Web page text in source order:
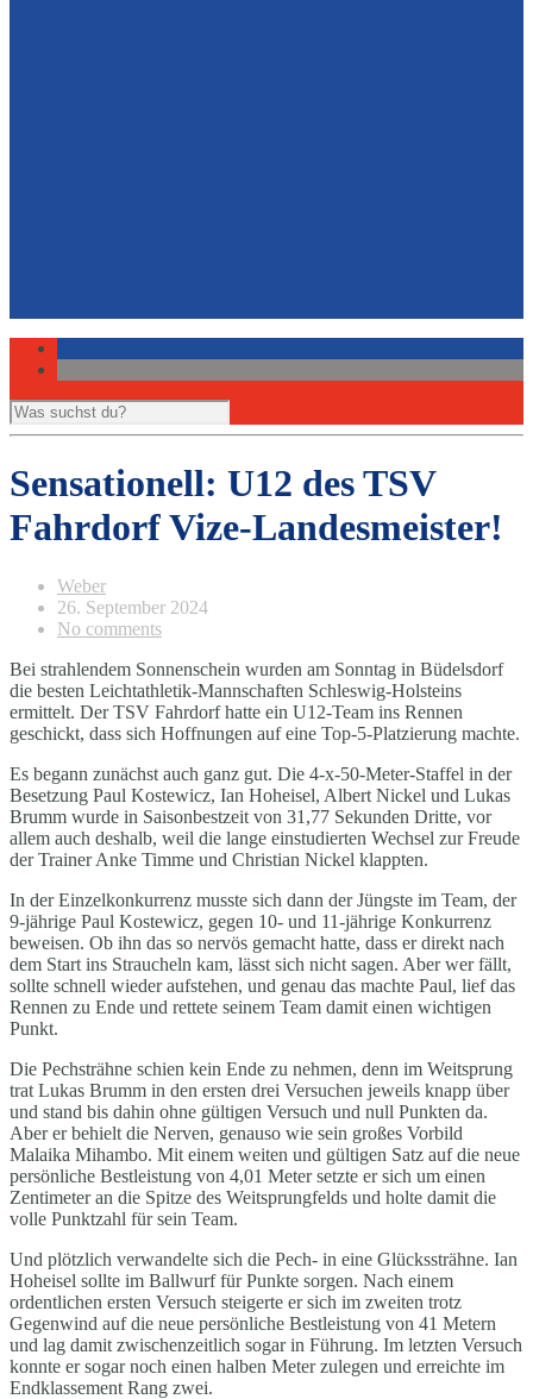
Links zu Partnerseiten
Impressum
Datenschutzerklärung
Sensationell: U12 des TSV
Fahrdorf Vize-Landesmeister!
Weber
26. September 2024
No comments
Bei strahlendem Sonnenschein wurden am Sonntag in Büdelsdorf
die besten Leichtathletik-Mannschaften Schleswig-Holsteins
ermittelt. Der TSV Fahrdorf hatte ein U12-Team ins Rennen
geschickt, dass sich Hoffnungen auf eine Top-5-Platzierung machte.
Es begann zunächst auch ganz gut. Die 4-x-50-Meter-Staffel in der
Besetzung Paul Kostewicz, Ian Hoheisel, Albert Nickel und Lukas
Brumm wurde in Saisonbestzeit von 31,77 Sekunden Dritte, vor
allem auch deshalb, weil die lange einstudierten Wechsel zur Freude
der Trainer Anke Timme und Christian Nickel klappten.
In der Einzelkonkurrenz musste sich dann der Jüngste im Team, der
9-jährige Paul Kostewicz, gegen 10- und 11-jährige Konkurrenz
beweisen. Ob ihn das so nervös gemacht hatte, dass er direkt nach
dem Start ins Straucheln kam, lässt sich nicht sagen. Aber wer fällt,
sollte schnell wieder aufstehen, und genau das machte Paul, lief das
Rennen zu Ende und rettete seinem Team damit einen wichtigen
Punkt.
Die Pechsträhne schien kein Ende zu nehmen, denn im Weitsprung
trat Lukas Brumm in den ersten drei Versuchen jeweils knapp über
und stand bis dahin ohne gültigen Versuch und null Punkten da.
Aber er behielt die Nerven, genauso wie sein großes Vorbild
Malaika Mihambo. Mit einem weiten und gültigen Satz auf die neue
persönliche Bestleistung von 4,01 Meter setzte er sich um einen
Zentimeter an die Spitze des Weitsprungfelds und holte damit die
volle Punktzahl für sein Team.
Und plötzlich verwandelte sich die Pech- in eine Glückssträhne. Ian
Hoheisel sollte im Ballwurf für Punkte sorgen. Nach einem
ordentlichen ersten Versuch steigerte er sich im zweiten trotz
Gegenwind auf die neue persönliche Bestleistung von 41 Metern
und lag damit zwischenzeitlich sogar in Führung. Im letzten Versuch
konnte er sogar noch einen halben Meter zulegen und erreichte im
Endklassement Rang zwei.